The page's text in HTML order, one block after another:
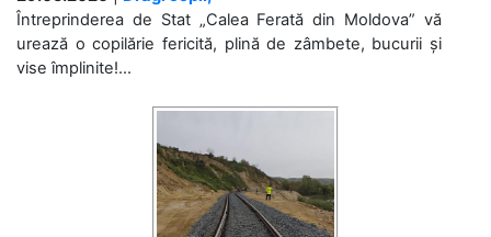
Întreprinderea de Stat „Calea Ferată din Moldova” vă
urează o copilărie fericită, plină de zâmbete, bucurii și
vise împlinite!...